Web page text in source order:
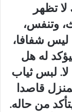
تظهر
وتنفس،
ليس شفافا،
له هل
لبس ثياب
قاصدا
من حاله.